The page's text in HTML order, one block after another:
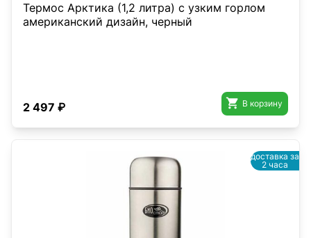
Термос Арктика (1,2 литра) с узким горлом
американский дизайн, черный
2 497 ₽  В корзину
доставка за
2 часа